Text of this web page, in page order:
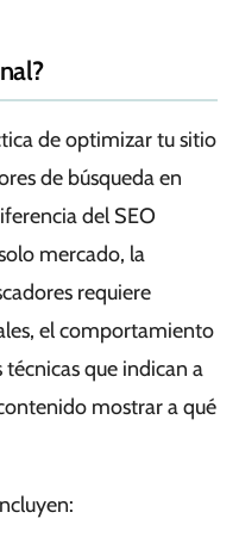
de optimizar tu sitio
de búsqueda en
del SEO
mercado, la
requiere
el comportamiento
técnicas que indican a
mostrar a qué